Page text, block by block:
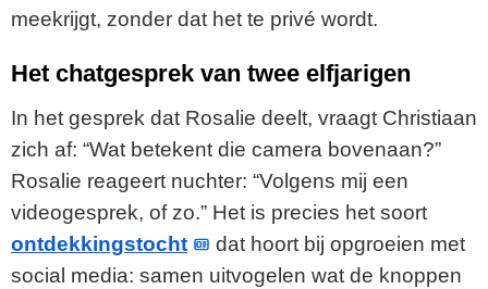
meekrijgt, zonder dat het te privé wordt.
Het chatgesprek van twee elfjarigen
In het gesprek dat Rosalie deelt, vraagt Christiaan
zich af: “Wat betekent die camera bovenaan?”
Rosalie reageert nuchter: “Volgens mij een
videogesprek, of zo.” Het is precies het soort
ontdekkingstocht
dat hoort bij opgroeien met
social media: samen uitvogelen wat de knoppen